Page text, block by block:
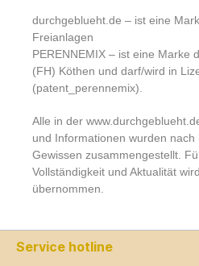
durchgeblueht.de – ist eine
Freianlagen
PERENNEMIX – ist eine Marke
(FH) Köthen und darf/wird in
(patent_perennemix).
Alle in der
und Informationen wurden nach
Gewissen zusammengestellt.
Vollständigkeit und Aktualität
übernommen.
Service hotline